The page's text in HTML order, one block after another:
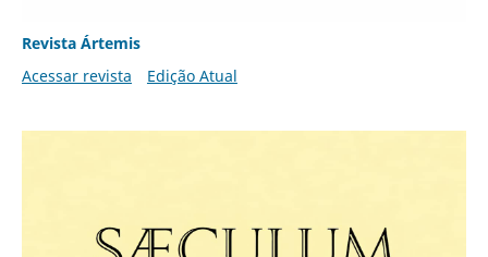
Revista Ártemis
Acessar revista
Edição Atual